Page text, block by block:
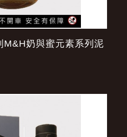
奶與蜜元素系列泥